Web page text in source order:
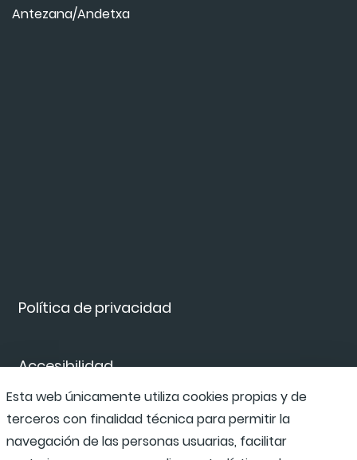
Política de privacidad
Accesibilidad
Canal de denuncias
Antezana/Andetxa
Esta web únicamente utiliza cookies propias y de
terceros con finalidad técnica para permitir la
navegación de las personas usuarias, facilitar